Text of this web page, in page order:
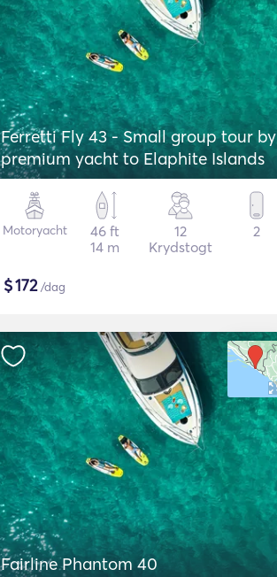
Ferretti Fly 43 - Small group tour by
premium yacht to Elaphite Islands
Motoryacht
46 ft
14 m
12
Krydstogt
2
$172/dag
Fairline Phantom 40